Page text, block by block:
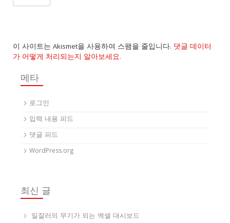
이 사이트는 Akismet을 사용하여 스팸을 줄입니다. 댓글 데이터
가 어떻게 처리되는지 알아보세요.
메타
로그인
입력 내용 피드
댓글 피드
WordPress.org
최신 글
일잘러의 무기가 되는 엑셀 대시보드